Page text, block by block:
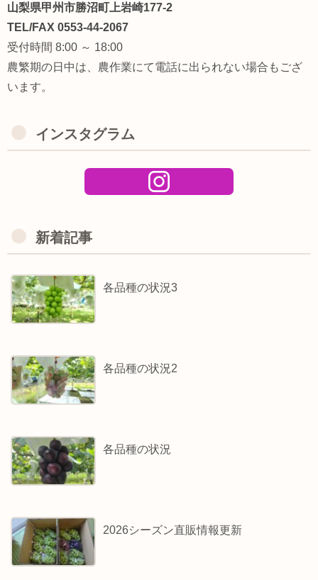
山梨県甲州市勝沼町上岩崎177-2
TEL/FAX 0553-44-2067
受付時間 8:00 ～ 18:00
農繁期の日中は、農作業にて電話に出られない場合もござ
います。
インスタグラム
新着記事
各品種の状況3
各品種の状況2
各品種の状況
2026シーズン直販情報更新